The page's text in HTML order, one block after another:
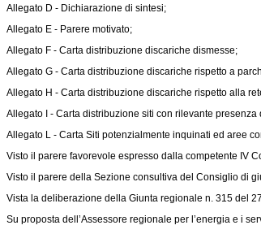
Allegato D - Dichiarazione di sintesi;
Allegato E - Parere motivato;
Allegato F - Carta distribuzione discariche dismesse;
Allegato G - Carta distribuzione discariche rispetto a
Allegato H - Carta distribuzione discariche rispetto alla
Allegato I - Carta distribuzione siti con rilevante presenza
Allegato L - Carta Siti potenzialmente inquinati ed aree
Visto il parere favorevole espresso dalla competente IV
Visto il parere della Sezione consultiva del Consiglio di
Vista la deliberazione della Giunta regionale n. 315 del
Su proposta dell’Assessore regionale per l’energia e i